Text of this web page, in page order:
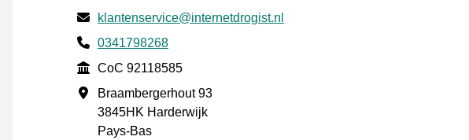
E-mail
klantenservice@internetdrogist.nl
Phone number
0341798268
CoC
CoC 92118585
Adresse professionnelle
Braambergerhout 93
3845HK Harderwijk
Pays-Bas